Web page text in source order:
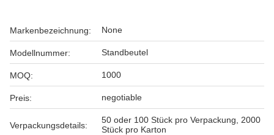
Markenbezeichnung: None
Modellnummer: Standbeutel
MOQ: 1000
Preis: negotiable
Verpackungsdetails:
50 oder 100 Stück pro Verpackung, 2000
Stück pro Karton